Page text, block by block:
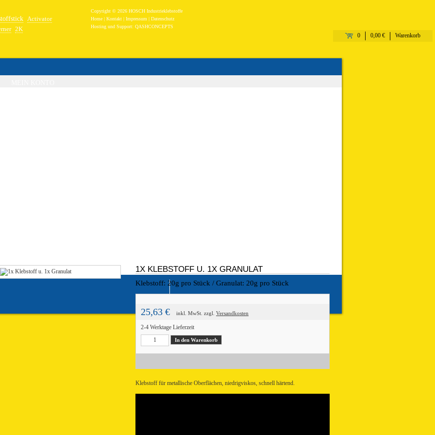
0 0,00 € Warenkorb
1X KLEBSTOFF U. 1X GRANULAT
Klebstoff: 20g pro Stück / Granulat: 20g pro Stück
25,63 € inkl. MwSt. zzgl. Versandkosten
2-4 Werktage Lieferzeit
Klebstoff für metallische Oberflächen, niedrigviskos, schnell härtend.
Activator
2K
Copyright © 2026 HOSCH Industrieklebstoffe
Home | Kontakt | Impressum | Datenschutz
Hosting und Support: QASHCONCEPTS